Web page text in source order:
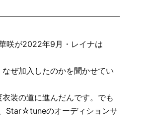
咲が2022年9月・レイナは
ぜ加入したのかを聞かせてい
装の道に進んだんです。でも
Star☆tuneのオーディションサ